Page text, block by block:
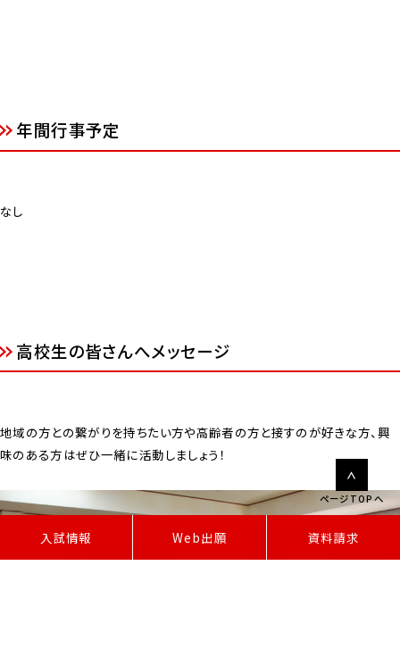
入試情報 Web出願 資料請求
年間行事予定
なし
高校生の皆さんへメッセージ
地域の方との繋がりを持ちたい方や高齢者の方と接すのが好きな方、興
味のある方はぜひ一緒に活動しましょう！
ページTOPへ